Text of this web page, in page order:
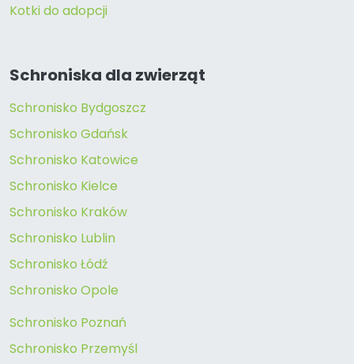
Kotki do adopcji
Schroniska dla zwierząt
Schronisko Bydgoszcz
Schronisko Gdańsk
Schronisko Katowice
Schronisko Kielce
Schronisko Kraków
Schronisko Lublin
Schronisko Łódź
Schronisko Opole
Schronisko Poznań
Schronisko Przemyśl